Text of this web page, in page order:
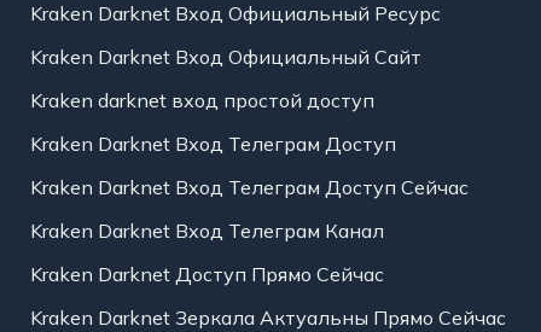
Kraken Darknet Вход Официальный Ресурс
Kraken Darknet Вход Официальный Сайт
Kraken darknet вход простой доступ
Kraken Darknet Вход Телеграм Доступ
Kraken Darknet Вход Телеграм Доступ Сейчас
Kraken Darknet Вход Телеграм Канал
Kraken Darknet Доступ Прямо Сейчас
Kraken Darknet Зеркала Актуальны Прямо Сейчас